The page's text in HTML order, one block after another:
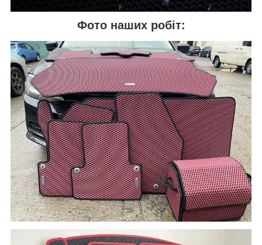
Фото наших робіт: